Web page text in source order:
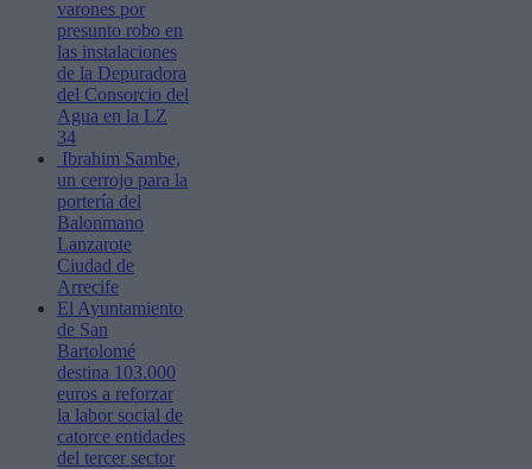
varones por
presunto robo en
las instalaciones
de la Depuradora
del Consorcio del
Agua en la LZ
34
Ibrahim Sambe,
un cerrojo para la
portería del
Balonmano
Lanzarote
Ciudad de
Arrecife
El Ayuntamiento
de San
Bartolomé
destina 103.000
euros a reforzar
la labor social de
catorce entidades
del tercer sector